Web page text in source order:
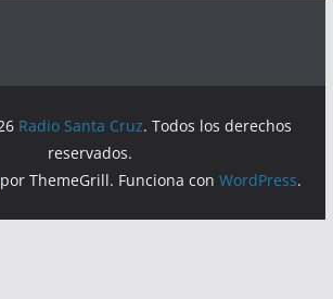
Radio Santa Cruz. Todos los derechos
reservados.
por ThemeGrill. Funciona conWordPress.